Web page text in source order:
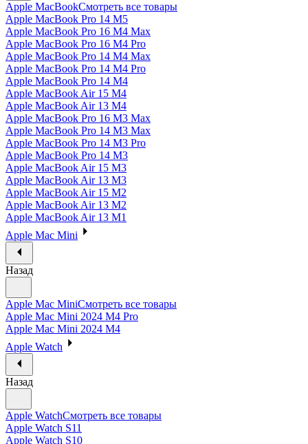
Apple MacBookСмотреть все товары
Apple MacBook Pro 14 M5
Apple MacBook Pro 16 M4 Max
Apple MacBook Pro 16 M4 Pro
Apple MacBook Pro 14 M4 Max
Apple MacBook Pro 14 M4 Pro
Apple MacBook Pro 14 M4
Apple MacBook Air 15 M4
Apple MacBook Air 13 M4
Apple MacBook Pro 16 M3 Max
Apple MacBook Pro 14 M3 Max
Apple MacBook Pro 14 M3 Pro
Apple MacBook Pro 14 M3
Apple MacBook Air 15 M3
Apple MacBook Air 13 M3
Apple MacBook Air 15 M2
Apple MacBook Air 13 M2
Apple MacBook Air 13 M1
Apple Mac Mini
Назад
Apple Mac MiniСмотреть все товары
Apple Mac Mini 2024 M4 Pro
Apple Mac Mini 2024 M4
Apple Watch
Назад
Apple WatchСмотреть все товары
Apple Watch S11
Apple Watch S10